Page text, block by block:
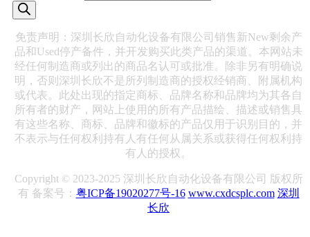
免责声明：深圳长欣自动化设备有限公司销售新New剩余产
品和Used停产备件，并开发购买此类产品的渠道。本网站未
经任何制造商或列出的商品名认可或批准。除非另有明确说
明，否则深圳长欣不是所列制造商的授权经销商、附属机构
或代表。此处出现的指定商标、品牌名称和品牌均为其各自
所有者的财产，网站上使用的所有产品描绘、描述或销售具
有这些名称、商标、品牌和徽标的产品仅用于识别目的，并
不表示与任何权利持有人有任何从属关系或获得任何权利持
有人的授权。
Copyright © 2023-2025 深圳长欣自动化设备有限公司 版权所
有 备案号： 粤ICP备19020277号-16 www.cxdcsplc.com 深圳
长欣